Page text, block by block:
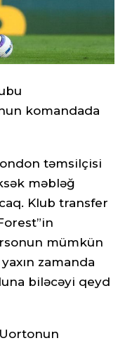
komandada
təmsilçisi
məbləğ
Klub transfer
mümkün
zamanda
biləcəyi qeyd